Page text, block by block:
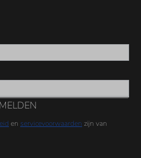
en servicevoorwaarden zijn van